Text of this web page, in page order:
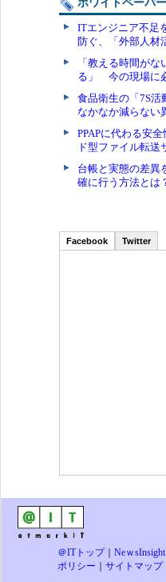
ホワイトペーパー
ITエンジニア不足
防ぐ、「外部人材
「教える時間が
る」 今の現場に
食品衛生の「7S
なかなか減らない
PPAPに代わる安
ド型ファイル転送
台帳と実態の差異
確に行う方法とは
Facebook Twitter
＠ITトップ｜ Neｗ
ポリシー
サイトマップ